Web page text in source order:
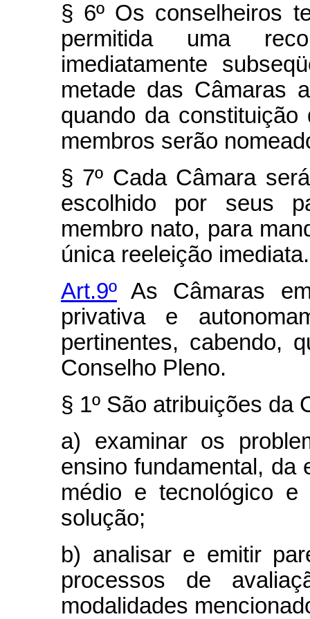
§ 6º Os conselheiros
permitida uma
imediatamente
metade das Câmaras
quando da
membros serão
§ 7º Cada Câmara
escolhido por seus
membro nato, para
única reeleição
Art.9º As Câmaras
privativa e
pertinentes, cabendo,
Conselho Pleno.
§ 1º São atribuições da
a) examinar os
ensino fundamental, da
médio e tecnológico
solução;
b) analisar e emitir
processos de
modalidades